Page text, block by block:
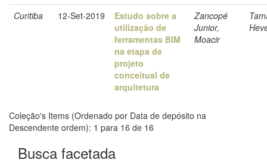
Curitiba 12-Set-2019
Estudo sobre a
utilização de
ferramentas BIM
na etapa de
projeto
conceitual de
arquitetura
Zancopé
Junior,
Moacir
Coleção's Items (Ordenado por Data de depósito na
Descendente ordem): 1 para 16 de 16
Busca facetada